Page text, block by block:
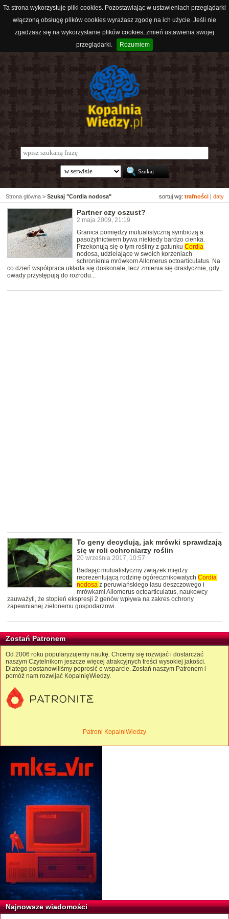
Ta strona wykorzystuje pliki cookies. Pozostawiając w ustawieniach przeglądarki
włączoną obsługę plików cookies wyrażasz zgodę na ich użycie. Jeśli nie
zgadzasz się na wykorzystanie plików cookies, zmień ustawienia swojej
przeglądarki.
Rozumiem
sortuj wg: trafności daty
Strona główna > Szukaj "Cordia nodosa"
Partner czy oszust?
2 maja 2009, 21:19
Granica pomiędzy mutualistyczną symbiozą a
pasożytnictwem bywa niekiedy bardzo cienka.
Przekonują się o tym rośliny z gatunku Cordia
nodosa, udzielające w swoich korzeniach
schronienia mrówkom Allomerus octoarticulatus. Na
co dzień współpraca układa się doskonale, lecz zmienia się drastycznie, gdy
owady przystępują do rozrodu...
To geny decydują, jak mrówki sprawdzają
się w roli ochroniarzy roślin
20 września 2017, 10:57
Badając mutualistyczny związek między
reprezentującą rodzinę ogórecznikowatych Cordia
nodosa z peruwiańskiego lasu deszczowego i
mrówkami Allomerus octoarticulatus, naukowcy
zauważyli, że stopień ekspresji 2 genów wpływa na zakres ochrony
zapewnianej zielonemu gospodarzowi.
Zostań Patronem
Od 2006 roku popularyzujemy naukę. Chcemy się rozwijać i dostarczać
naszym Czytelnikom jeszcze więcej atrakcyjnych treści wysokiej jakości.
Dlatego postanowiliśmy poprosić o wsparcie. Zostań naszym Patronem i
pomóż nam rozwijać KopalnięWiedzy.
Patroni KopalniWiedzy
Najnowsze wiadomości